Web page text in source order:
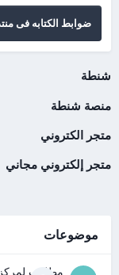
ضوابط الكتابه فى
شنطة
منصة شنطة
متجر الكتروني
متجر إلكتروني مجاني
موضوعات
مطلوب